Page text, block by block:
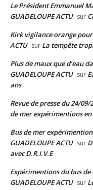
Le Président Emmanuel
GUADELOUPE ACTU sur
Kirk vigilance orange
ACTU sur La tempête
Plus de maux que d’eau
GUADELOUPE ACTU sur
ans
Revue de presse du 24/09/
de mer expérimentions
Bus de mer
GUADELOUPE ACTU sur
avec D.R.I.V.E
Expérimentions du bus
GUADELOUPE ACTU sur